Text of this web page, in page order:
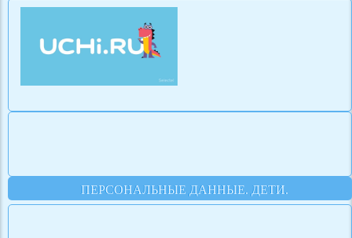
ПЕРСОНАЛЬНЫЕ ДАННЫЕ. ДЕТИ.